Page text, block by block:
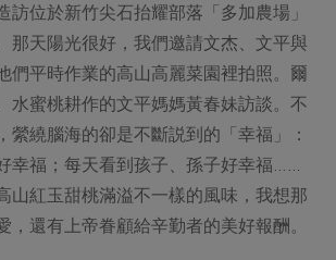
烘焙
沖泡飲品
三彈
約優惠案
惜食
支持本土農糧
能源議題
減塑減廢
訪位於新竹尖石抬耀部落「多加農場」
那天陽光很好，我們邀請文杰、文平與
們平時作業的高山高麗菜園裡拍照。爾
水蜜桃耕作的文平媽媽黃春妹訪談。不
縈繞腦海的卻是不斷説到的「幸福」：
幸福；每天看到孩子、孫子好幸福……
山紅玉甜桃滿溢不一樣的風味，我想那
，還有上帝眷顧給辛勤者的美好報酬。